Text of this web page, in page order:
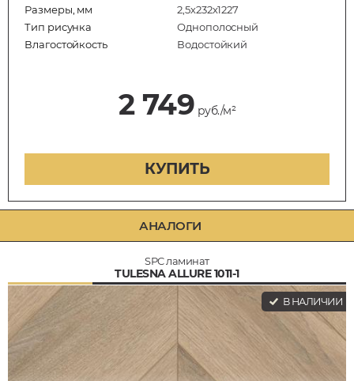
Размеры, мм
2,5х232х1227
Тип рисунка
Однополосный
Влагостойкость
Водостойкий
2 749 руб./м²
КУПИТЬ
АНАЛОГИ
SPC ламинат
TULESNA ALLURE 1011-1
В НАЛИЧИИ